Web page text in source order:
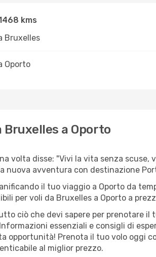
kms
Bruxelles
Oporto
Bruxelles a Oporto
volta disse: "Vivi la vita senza
nuova avventura con destinazione
il tuo viaggio a Oporto da
per voli da Bruxelles a Oporto a
ciò che devi sapere per prenotare il
essenziali e consigli di
opportunità! Prenota il tuo volo oggi
al miglior prezzo.